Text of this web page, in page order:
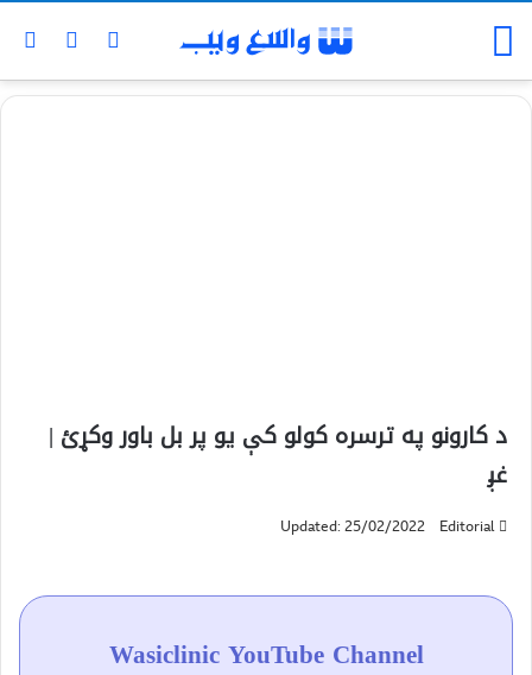
د کارونو په ترسره کولو کې یو پر بل باور وکړئ |
غږ
Editorial
Updated: 25/02/2022
Wasiclinic YouTube Channel